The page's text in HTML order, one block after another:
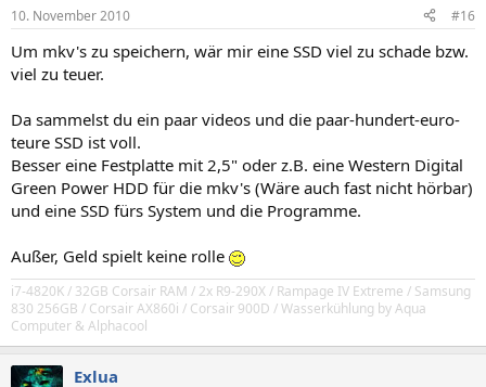
10. November 2010 #16
Um mkv's zu speichern, wär mir eine SSD viel zu schade bzw.
viel zu teuer.
Da sammelst du ein paar videos und die paar-hundert-euro-
teure SSD ist voll.
Besser eine Festplatte mit 2,5" oder z.B. eine Western Digital
Green Power HDD für die mkv's (Wäre auch fast nicht hörbar)
und eine SSD fürs System und die Programme.
Außer, Geld spielt keine rolle
i7-4820K / 32GB Corsair RAM / 2x R9-290X / Rampage IV Extreme / Samsung
830 256GB / Corsair AX860i / Corsair 900D / Wasserkühlung by Aqua
Computer & Alphacool
Exlua